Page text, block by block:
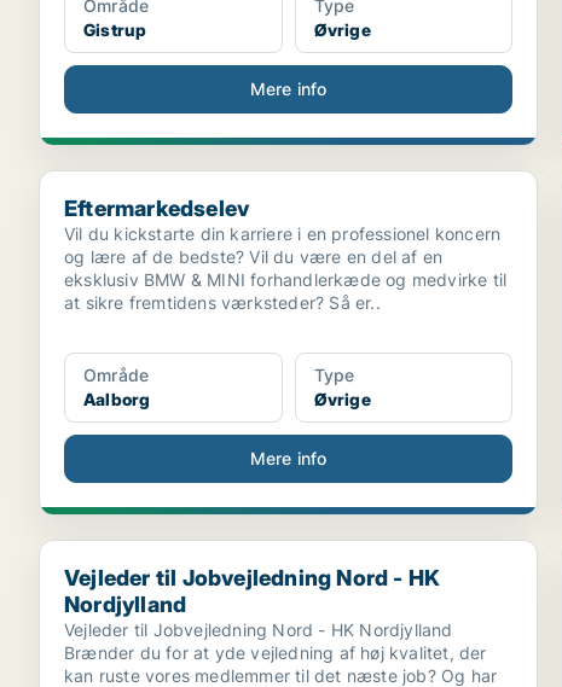
Område
Gistrup
Type
Øvrige
Mere info
Eftermarkedselev
Eftermarkedselev
Vil du kickstarte din karriere i en professionel koncern
og lære af de bedste? Vil du være en del af en
eksklusiv BMW & MINI forhandlerkæde og medvirke til
at sikre fremtidens værksteder? Så er..
Område
Aalborg
Type
Øvrige
Mere info
Vejleder til Jobvejledning Nord - HK Nordjylland
Vejleder til Jobvejledning Nord - HK
Nordjylland
Vejleder til Jobvejledning Nord - HK Nordjylland
Brænder du for at yde vejledning af høj kvalitet, der
kan ruste vores medlemmer til det næste job? Og har